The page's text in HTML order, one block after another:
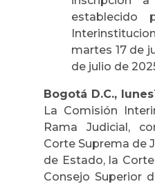
establecido
martes 17 de
de julio de
Bogotá D.C.,
La Comisión
Rama Judicial,
Corte Suprema de
de Estado, la
Consejo Superior